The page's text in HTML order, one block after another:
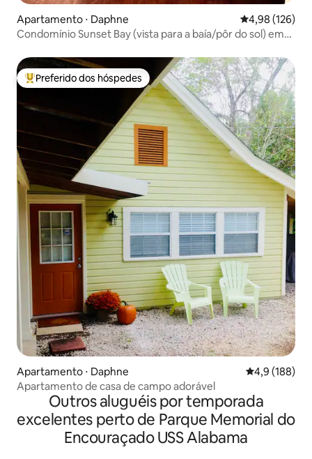
Apartamento ⋅ Daphne 4,98 de uma
4,98 (126)
Condomínio Sunset Bay (vista para a baía/pôr do sol) em
Entre os melhores preferidos dos hóspedes
Preferido dos hóspedes
Apartamento ⋅ Daphne 4,9 de uma
4,9 (188)
Apartamento de casa de campo adorável
Outros aluguéis por temporada
excelentes perto de Parque Memorial do
Encouraçado USS Alabama